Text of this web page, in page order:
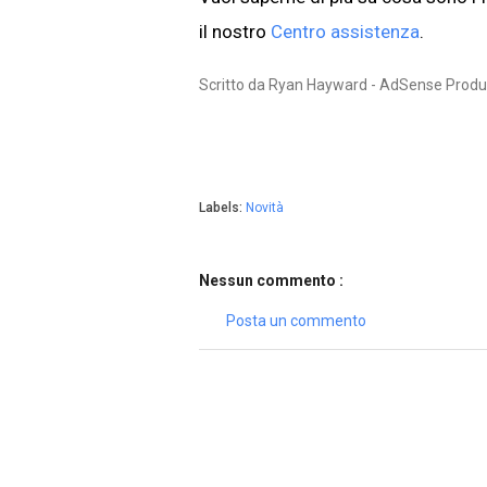
il nostro Centro assistenza.
Scritto da Ryan Hayward - AdSense
Labels: Novità
Nessun commento :
Posta un commento